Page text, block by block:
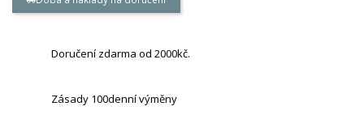
Doručení zdarma od 2000kč.
Zásady 100denní výměny